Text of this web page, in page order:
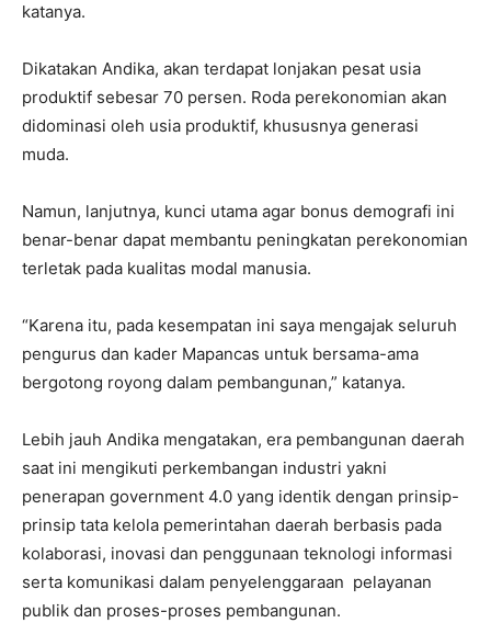
katanya.
Dikatakan Andika, akan terdapat lonjakan pesat usia
produktif sebesar 70 persen. Roda perekonomian akan
didominasi oleh usia produktif, khususnya generasi
muda.
Namun, lanjutnya, kunci utama agar bonus demografi ini
benar-benar dapat membantu peningkatan perekonomian
terletak pada kualitas modal manusia.
“Karena itu, pada kesempatan ini saya mengajak seluruh
pengurus dan kader Mapancas untuk bersama-ama
bergotong royong dalam pembangunan,” katanya.
Lebih jauh Andika mengatakan, era pembangunan daerah
saat ini mengikuti perkembangan industri yakni
penerapan government 4.0 yang identik dengan prinsip-
prinsip tata kelola pemerintahan daerah berbasis pada
kolaborasi, inovasi dan penggunaan teknologi informasi
serta komunikasi dalam penyelenggaraan pelayanan
publik dan proses-proses pembangunan.